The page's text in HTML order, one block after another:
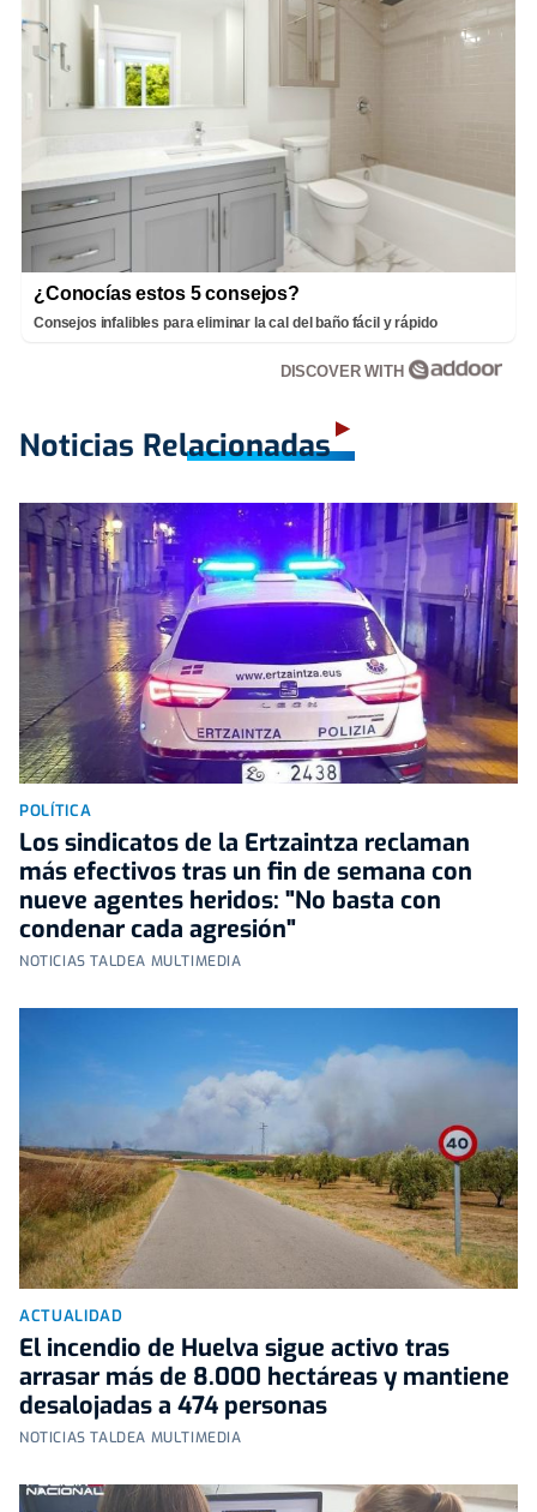
¿Conocías estos 5 consejos?
Consejos infalibles para eliminar la cal del baño fácil y rápido
DISCOVER WITH
Noticias Relacionadas
POLÍTICA
Los sindicatos de la Ertzaintza reclaman
más efectivos tras un fin de semana con
nueve agentes heridos: "No basta con
condenar cada agresión"
NOTICIAS TALDEA MULTIMEDIA
ACTUALIDAD
El incendio de Huelva sigue activo tras
arrasar más de 8.000 hectáreas y mantiene
desalojadas a 474 personas
NOTICIAS TALDEA MULTIMEDIA